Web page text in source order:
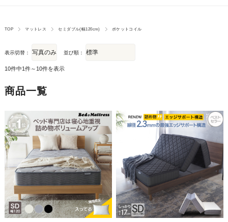
TOP マットレス セミダブル(幅120cm) ポケットコイル
表示切替： 並び順：
10件中1件～10件を表示
商品一覧